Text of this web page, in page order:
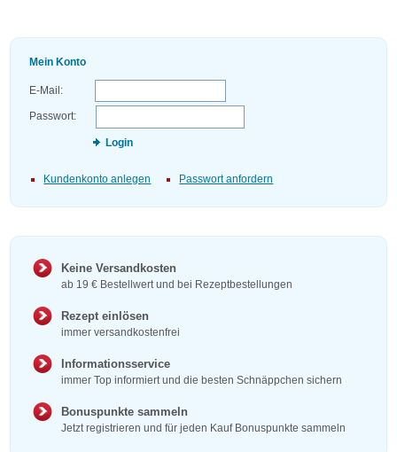
Mein Konto
E-Mail:
Passwort:
Login
Kundenkonto anlegen Passwort anfordern
Keine Versandkosten
ab 19 € Bestellwert und bei Rezeptbestellungen
Rezept einlösen
immer versandkostenfrei
Informationsservice
immer Top informiert und die besten Schnäppchen sichern
Bonuspunkte sammeln
Jetzt registrieren und für jeden Kauf Bonuspunkte sammeln